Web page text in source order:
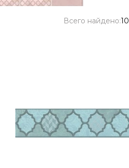
Всего найдено:10